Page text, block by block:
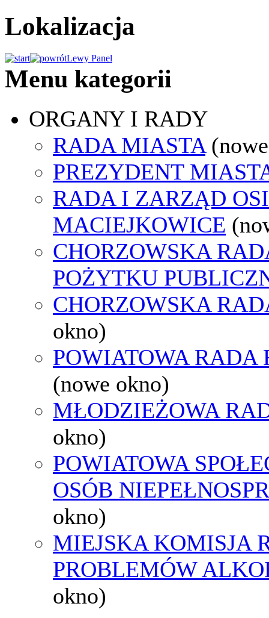
Lokalizacja
Lewy Panel
Menu kategorii
ORGANY I RADY
RADA MIASTA
PREZYDENT
RADA I ZARZĄD
MACIEJKOWICE
CHORZOWSKA
POŻYTKU
CHORZOWSKA
okno)
POWIATOWA RADA
(nowe okno)
MŁODZIEŻOWA
okno)
POWIATOWA
OSÓB
okno)
MIEJSKA KOMISJA
PROBLEMÓW
okno)